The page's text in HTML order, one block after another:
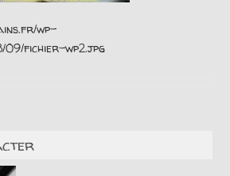
wp-
09/fichier-wp2.jpg